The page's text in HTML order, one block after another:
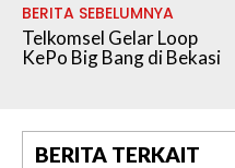
BERITA SEBELUMNYA
Telkomsel Gelar Loop
KePo Big Bang di Bekasi
BERITA TERKAIT